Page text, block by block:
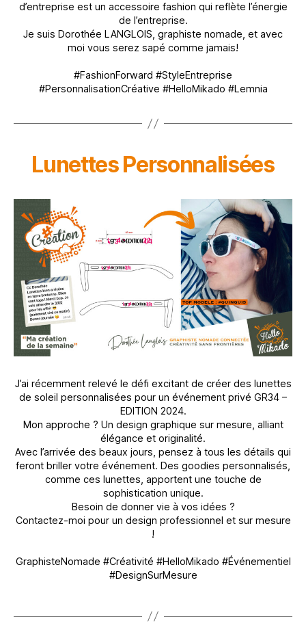
d’entreprise est un accessoire fashion qui reflète l’énergie
de l’entreprise.
Je suis Dorothée LANGLOIS, graphiste nomade, et avec
moi vous serez sapé comme jamais!
#FashionForward #StyleEntreprise
#PersonnalisationCréative #HelloMikado #Lemnia
Lunettes Personnalisées
J’ai récemment relevé le défi excitant de créer des lunettes
de soleil personnalisées pour un événement privé GR34 –
EDITION 2024.
Mon approche ? Un design graphique sur mesure, alliant
élégance et originalité.
Avec l’arrivée des beaux jours, pensez à tous les détails qui
feront briller votre événement. Des goodies personnalisés,
comme ces lunettes, apportent une touche de
sophistication unique.
Besoin de donner vie à vos idées ?
Contactez-moi pour un design professionnel et sur mesure
!
GraphisteNomade #Créativité #HelloMikado #Événementiel
#DesignSurMesure